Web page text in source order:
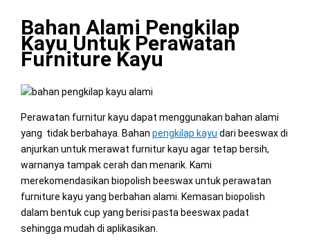
Bahan Alami Pengkilap
Kayu Untuk Perawatan
Furniture Kayu
Perawatan furnitur kayu dapat menggunakan bahan alami
yang tidak berbahaya. Bahan pengkilap kayu dari beeswax di
anjurkan untuk merawat furnitur kayu agar tetap bersih,
warnanya tampak cerah dan menarik. Kami
merekomendasikan biopolish beeswax untuk perawatan
furniture kayu yang berbahan alami. Kemasan biopolish
dalam bentuk cup yang berisi pasta beeswax padat
sehingga mudah di aplikasikan.